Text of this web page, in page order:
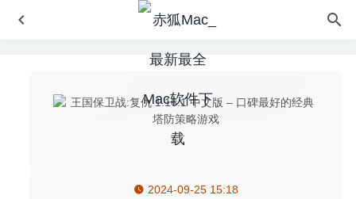
2024-09-25 15:18
BetterTouchTool 3.346 for Mac中文版-超级强大的鼠标触控